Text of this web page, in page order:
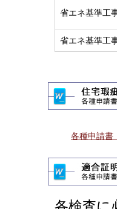
省エネ基準工
省エネ基準工
各種申請書